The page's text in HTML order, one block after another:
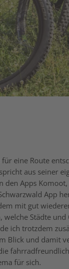
für eine Route
aus seiner
den Apps
App
mit gut
welche Städte
ich trotzdem
Blick und damit
für sich.